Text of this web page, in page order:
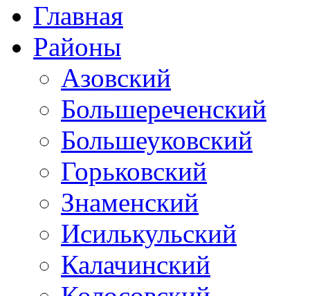
Главная
Районы
Азовский
Большереченский
Большеуковский
Горьковский
Знаменский
Исилькульский
Калачинский